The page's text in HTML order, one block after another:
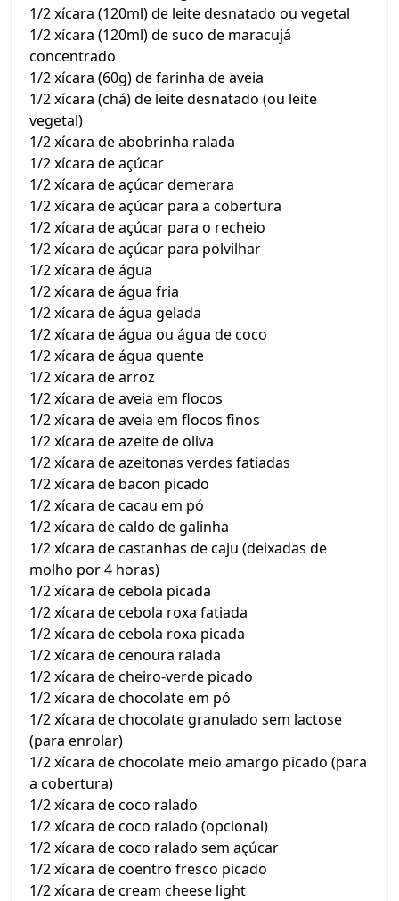
1/2 xícara (120ml) de leite desnatado ou vegetal
1/2 xícara (120ml) de suco de maracujá
concentrado
1/2 xícara (60g) de farinha de aveia
1/2 xícara (chá) de leite desnatado (ou leite
vegetal)
1/2 xícara de abobrinha ralada
1/2 xícara de açúcar
1/2 xícara de açúcar demerara
1/2 xícara de açúcar para a cobertura
1/2 xícara de açúcar para o recheio
1/2 xícara de açúcar para polvilhar
1/2 xícara de água
1/2 xícara de água fria
1/2 xícara de água gelada
1/2 xícara de água ou água de coco
1/2 xícara de água quente
1/2 xícara de arroz
1/2 xícara de aveia em flocos
1/2 xícara de aveia em flocos finos
1/2 xícara de azeite de oliva
1/2 xícara de azeitonas verdes fatiadas
1/2 xícara de bacon picado
1/2 xícara de cacau em pó
1/2 xícara de caldo de galinha
1/2 xícara de castanhas de caju (deixadas de
molho por 4 horas)
1/2 xícara de cebola picada
1/2 xícara de cebola roxa fatiada
1/2 xícara de cebola roxa picada
1/2 xícara de cenoura ralada
1/2 xícara de cheiro-verde picado
1/2 xícara de chocolate em pó
1/2 xícara de chocolate granulado sem lactose
(para enrolar)
1/2 xícara de chocolate meio amargo picado (para
a cobertura)
1/2 xícara de coco ralado
1/2 xícara de coco ralado (opcional)
1/2 xícara de coco ralado sem açúcar
1/2 xícara de coentro fresco picado
1/2 xícara de cream cheese light